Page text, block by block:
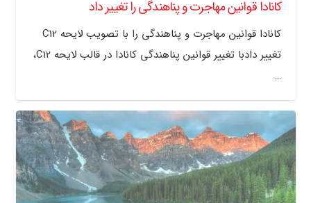
کانادا قوانین مهاجرت و پناهندگی را تغییر داد
کانادا قوانین مهاجرت و پناهندگی را با تصویب لایحه C12
تغییر دادبا تغییر قوانین پناهندگی کانادا در قالب لایحه C12،
…